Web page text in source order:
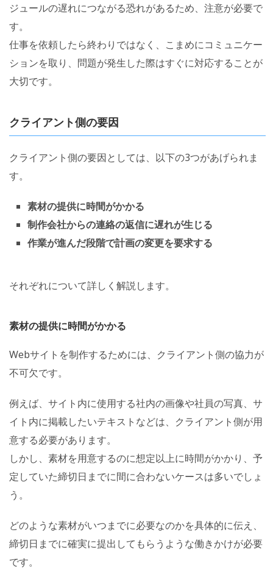
ジュールの遅れにつながる恐れがあるため、注意が必要で
す。
仕事を依頼したら終わりではなく、こまめにコミュニケー
ションを取り、問題が発生した際はすぐに対応することが
大切です。
クライアント側の要因
クライアント側の要因としては、以下の3つがあげられま
す。
素材の提供に時間がかかる
制作会社からの連絡の返信に遅れが生じる
作業が進んだ段階で計画の変更を要求する
それぞれについて詳しく解説します。
素材の提供に時間がかかる
Webサイトを制作するためには、クライアント側の協力が
不可欠です。
例えば、サイト内に使用する社内の画像や社員の写真、サ
イト内に掲載したいテキストなどは、クライアント側が用
意する必要があります。
しかし、素材を用意するのに想定以上に時間がかかり、予
定していた締切日までに間に合わないケースは多いでしょ
う。
どのような素材がいつまでに必要なのかを具体的に伝え、
締切日までに確実に提出してもらうような働きかけが必要
です。